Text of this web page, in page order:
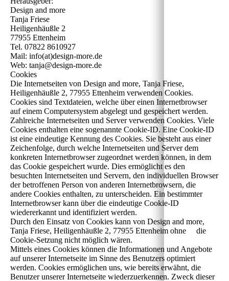
Design and more
Tanja Friese
Heiligenhäußle 2
77955 Ettenheim
Tel. 07822 8610927
Mail: info(at)design-more.de
Web: tanja@design-more.de
Cookies
Die Internetseiten von Design and more, Tanja Friese,
Heiligenhäußle 2, 77955 Ettenheim verwenden Cookies.
Cookies sind Textdateien, welche über einen Internetbrowser
auf einem Computersystem abgelegt und gespeichert werden.
Zahlreiche Internetseiten und Server verwenden Cookies. Viele
Cookies enthalten eine sogenannte Cookie-ID. Eine Cookie-ID
ist eine eindeutige Kennung des Cookies. Sie besteht aus einer
Zeichenfolge, durch welche Internetseiten und Server dem
konkreten Internetbrowser zugeordnet werden können, in dem
das Cookie gespeichert wurde. Dies ermöglicht es den
besuchten Internetseiten und Servern, den individuellen Browser
der betroffenen Person von anderen Internetbrowsern, die
andere Cookies enthalten, zu unterscheiden. Ein bestimmter
Internetbrowser kann über die eindeutige Cookie-ID
wiedererkannt und identifiziert werden.
Durch den Einsatz von Cookies kann von Design and more,
Tanja Friese, Heiligenhäußle 2, 77955 Ettenheim ohne die
Cookie-Setzung nicht möglich wären.
Mittels eines Cookies können die Informationen und Angebote
auf unserer Internetseite im Sinne des Benutzers optimiert
werden. Cookies ermöglichen uns, wie bereits erwähnt, die
Benutzer unserer Internetseite wiederzuerkennen. Zweck dieser